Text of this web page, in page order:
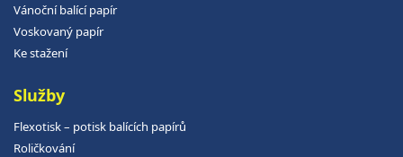
Vánoční balící papír
Voskovaný papír
Ke stažení
Služby
Flexotisk – potisk balících papírů
Roličkování